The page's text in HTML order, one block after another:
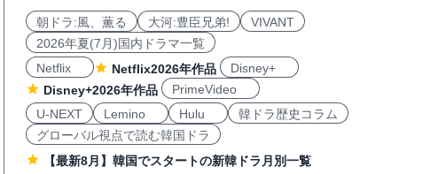
朝ドラ:風、薫る 大河:豊臣兄弟!
VIVANT
2026年夏(7月)国内ドラマ一覧
Netflix
Netflix2026年作品
Disney+
Disney+2026年作品
PrimeVideo
U-NEXT
Lemino Hulu
韓ドラ歴史コラム
グローバル視点で読む韓国ドラ
【最新8月】韓国でスタートの新韓ドラ月別一覧